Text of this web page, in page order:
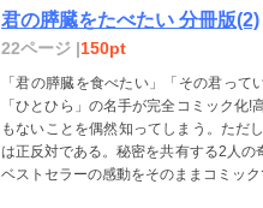
君の膵臓をたべたい 分冊版(2)
22ページ |150pt
「君の膵臓を食べたい」「その君っ
「ひとひら」の名手が完全コミック化
もないことを偶然知ってしまう。ただ
は正反対である。秘密を共有する2人
ベストセラーの感動をそのままコミック